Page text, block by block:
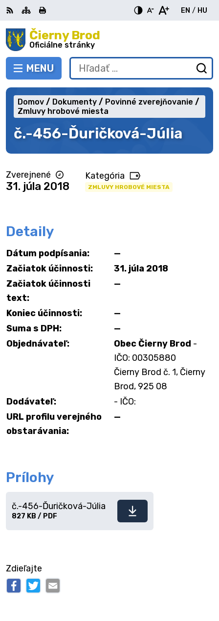
Preskočiť
na
obsah Čierny Brod
Oficiálne stránky
PREPNÚŤ
MENU
RSS MapaTlačiť
EN
English
/ HU
Hľadať:
č.-456-Ďuričková-Júlia
Domov Dokumenty
Povinné zverejňovanie
Zmluvy hrobové miesta
Zverejnené
31. júla 2018
Kategória
ZMLUVY HROBOVÉ MIESTA
Detaily
Dátum podpísania:
—
Začiatok účinnosti:
31. júla 2018
Začiatok účinnosti
text:
—
Koniec účinnosti:
—
Suma s DPH:
—
Objednávateľ:
Obec Čierny Brod -
IČO: 00305880
Čierny Brod č. 1, Čierny
Brod, 925 08
Dodávateľ:
- IČO:
URL profilu verejného
obstarávania:
—
Prílohy
Stiahnuť
č.-456-Ďuričková-Júlia
827 KB / PDF
Zdieľajte